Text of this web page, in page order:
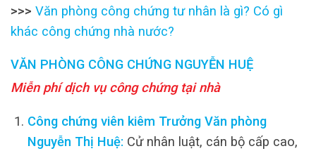
>>> Văn phòng công chứng tư nhân là gì? Có gì
khác công chứng nhà nước?
VĂN PHÒNG CÔNG CHỨNG NGUYỄN HUỆ
Miễn phí dịch vụ công chứng tại nhà
Công chứng viên kiêm Trưởng Văn phòng
Nguyễn Thị Huệ: Cử nhân luật, cán bộ cấp cao,